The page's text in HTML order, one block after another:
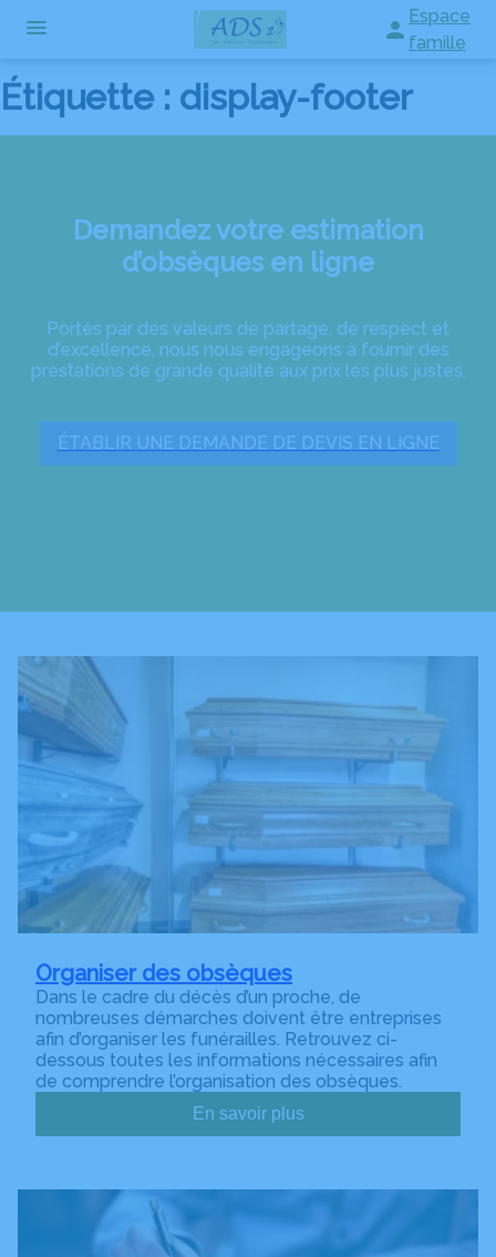
Espace
famille
NOS SERVICES
MONUMENTS FUNÉRAIRES
AMBULANCES VSL
NOTRE HISTOIRE
Étiquette : display-footer
Demandez votre estimation
d’obsèques en ligne
Portés par des valeurs de partage, de respect et
d’excellence, nous nous engageons à fournir des
prestations de grande qualité aux prix les plus justes.
ÉTABLIR UNE DEMANDE DE DEVIS EN LIGNE
Organiser des obsèques
Dans le cadre du décès d’un proche, de
nombreuses démarches doivent être entreprises
afin d’organiser les funérailles. Retrouvez ci-
dessous toutes les informations nécessaires afin
de comprendre l’organisation des obsèques.
En savoir plus